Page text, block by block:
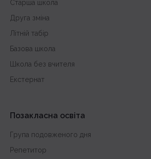
Старша школа
Друга зміна
Літній табір
Базова школа
Школа без вчителя
Екстернат
Позакласна освіта
Група подовженого дня
Репетитор